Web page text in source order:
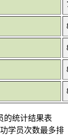
的统计结果表
学员次数最多排